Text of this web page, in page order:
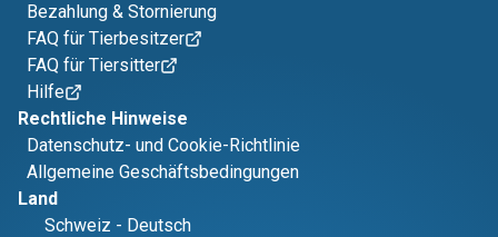
Bezahlung & Stornierung
FAQ für Tierbesitzer
FAQ für Tiersitter
Hilfe
Rechtliche Hinweise
Datenschutz- und Cookie-Richtlinie
Allgemeine Geschäftsbedingungen
Land
Schweiz - Deutsch